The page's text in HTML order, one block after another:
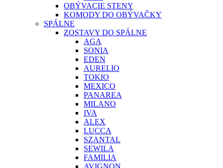
OBÝVACIE STENY
KOMODY DO OBÝVAČKY
SPÁLNE
ZOSTAVY DO SPÁLNE
AGA
SONIA
EDEN
AURELIO
TOKIO
MEXICO
PANAREA
MILANO
IVA
ALEX
LUCCA
SZANTAL
SEWILA
FAMILIA
AVIGNON